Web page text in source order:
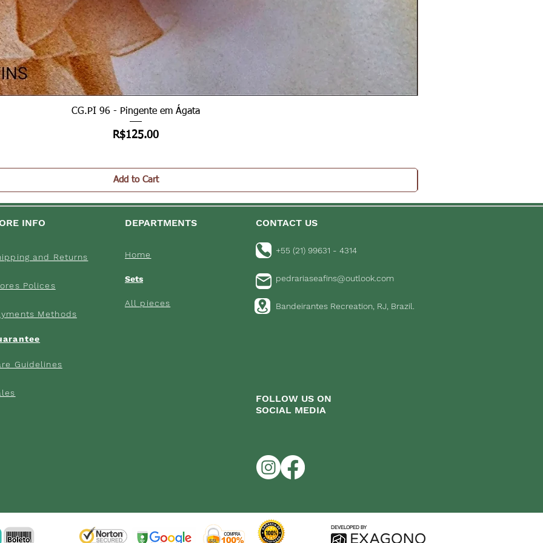
Quick View
CG.PI 96 - Pingente em Ágata
Price
R$125.00
Add to Cart
INFO
and Returns
Polices
Methods
Guidelines
DEPARTMENTS CONTACT US
Home
Sets
All pieces
+55 (21) 99631 - 4314
pedrariaseafins@outlook.com
Bandeirantes Recreation, RJ, Brazil.
FOLLOW US ON
SOCIAL MEDIA
DEVELOPED BY